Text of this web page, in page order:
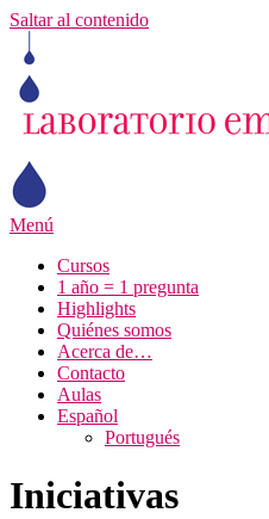
Saltar al contenido
Menú
Cursos
1 año = 1 pregunta
Highlights
Quiénes somos
Acerca de…
Contacto
Aulas
Español
Portugués
Iniciativas